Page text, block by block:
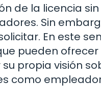
de la licencia
Sin
En este
pueden
propia visión
como